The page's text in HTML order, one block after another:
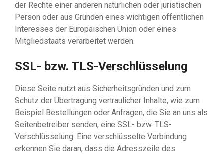
der Rechte einer anderen natürlichen oder juristischen
Person oder aus Gründen eines wichtigen öffentlichen
Interesses der Europäischen Union oder eines
Mitgliedstaats verarbeitet werden.
SSL- bzw. TLS-Verschlüsselung
Diese Seite nutzt aus Sicherheitsgründen und zum
Schutz der Übertragung vertraulicher Inhalte, wie zum
Beispiel Bestellungen oder Anfragen, die Sie an uns als
Seitenbetreiber senden, eine SSL- bzw. TLS-
Verschlüsselung. Eine verschlüsselte Verbindung
erkennen Sie daran, dass die Adresszeile des